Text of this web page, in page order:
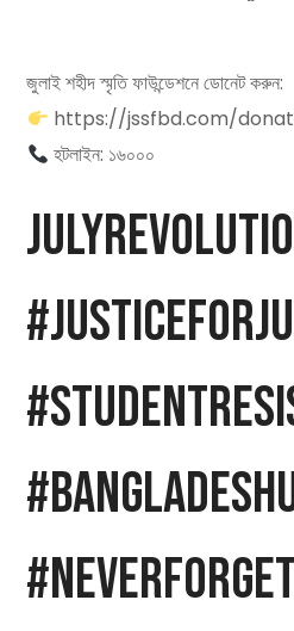
জুলাই শহীদ স্মৃতি ফাউন্ডেশনে ডোনেট করুন:
https://jssfbd.com/
হটলাইন: ১৬০০০